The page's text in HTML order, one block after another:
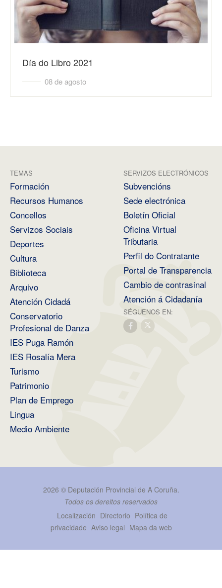
Día do Libro 2021
08 de agosto
TEMAS
Formación
Recursos Humanos
Concellos
Servizos Sociais
Deportes
Cultura
Biblioteca
Arquivo
Atención Cidadá
Conservatorio
Profesional de Danza
IES Puga Ramón
IES Rosalía Mera
Turismo
Patrimonio
Plan de Emprego
Lingua
Medio Ambiente
SERVIZOS ELECTRÓNICOS
Subvencións
Sede electrónica
Boletín Oficial
Oficina Virtual
Tributaria
Perfil do Contratante
Portal de Transparencia
Cambio de contrasinal
Atención á Cidadanía
SÉGUENOS EN:
2026 © Deputación Provincial de A Coruña.
Todos os dereitos reservados
Localización Directorio Política de
privacidade Aviso legal Mapa da web